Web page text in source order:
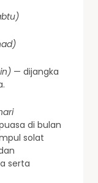
— dijangka
di bulan
solat
serta